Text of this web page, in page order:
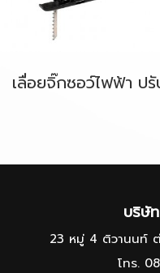
บริษั
23 หมู่ 4 ติวานนท์ ต
โทร.